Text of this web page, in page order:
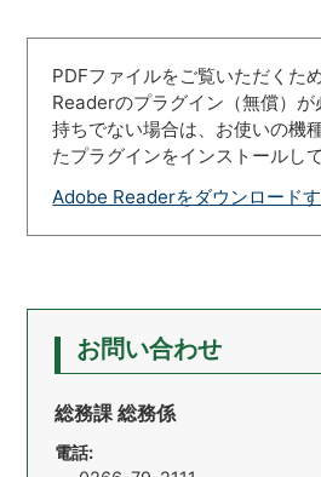
PDFファイルをご覧いただくた
Readerのプラグイン（無償）が
持ちでない場合は、お使いの機
たプラグインをインストールし
Adobe Readerをダウンロード
お問い合わせ
総務課 総務係
電話: